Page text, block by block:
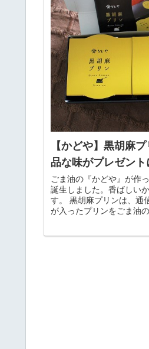
【かどや】黒胡麻
品な味がプレゼント
ごま油の『かどや』が作
誕生しました。香ばしい
す。 黒胡麻プリンは、通
が入ったプリンをごま油